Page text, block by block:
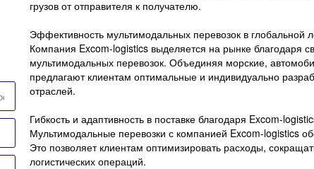
грузов от отправителя к получателю.
Эффективность мультимодальных перевозок в глобальной
Компания Excom-logistics выделяется на рынке благодаря
мультимодальных перевозок. Объединяя морские,
предлагают клиентам оптимальные и индивидуально
отраслей.
Гибкость и адаптивность в поставке благодаря Excom-
Мультимодальные перевозки с компанией Excom-logistics
Это позволяет клиентам оптимизировать расходы,
логистических операций.